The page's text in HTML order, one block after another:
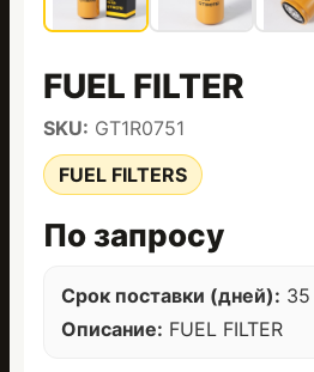
FUEL FILTER
SKU: GT1R0751
FUEL FILTERS
По запросу
Срок поставки (дней): 35
Описание: FUEL FILTER